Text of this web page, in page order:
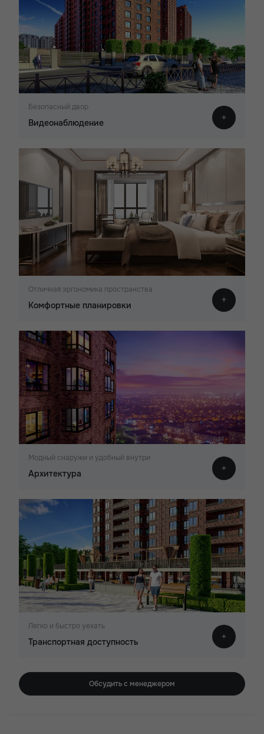
Безопасный двор
Видеонаблюдение
Отличная эргономика пространства
Комфортные планировки
Модный снаружи и удобный внутри
Архитектура
Легко и быстро уехать
Транспортная доступность
Обсудить с менеджером